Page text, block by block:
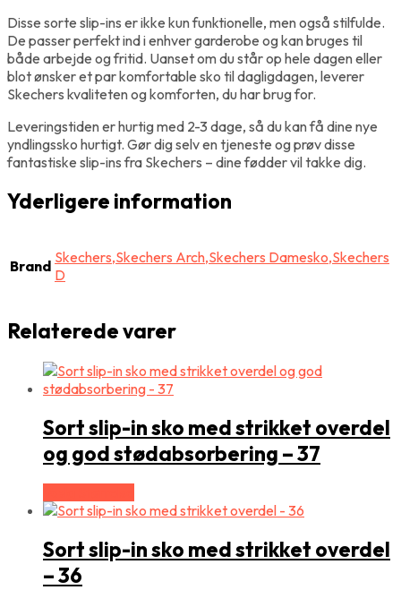
Disse sorte slip-ins er ikke kun funktionelle, men også stilfulde.
De passer perfekt ind i enhver garderobe og kan bruges til
både arbejde og fritid. Uanset om du står op hele dagen eller
blot ønsker et par komfortable sko til dagligdagen, leverer
Skechers kvaliteten og komforten, du har brug for.
Leveringstiden er hurtig med 2-3 dage, så du kan få dine nye
yndlingssko hurtigt. Gør dig selv en tjeneste og prøv disse
fantastiske slip-ins fra Skechers – dine fødder vil takke dig.
Yderligere information
Brand Skechers,Skechers Arch,Skechers Damesko,Skechers
D
Relaterede varer
Sort slip-in sko med strikket overdel
og god stødabsorbering – 37
Sort slip-in sko med strikket overdel
– 36